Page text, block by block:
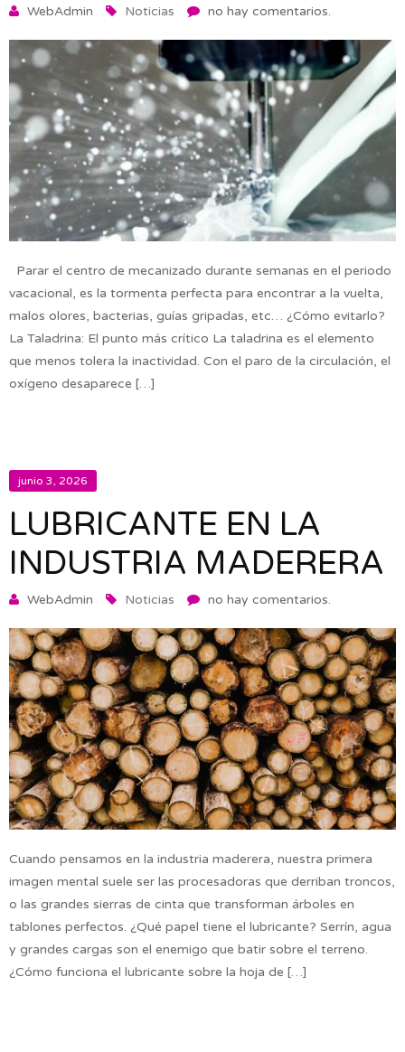
WebAdmin Noticias no hay comentarios.
Parar el centro de mecanizado durante semanas en el periodo
vacacional, es la tormenta perfecta para encontrar a la vuelta,
malos olores, bacterias, guías gripadas, etc… ¿Cómo evitarlo?
La Taladrina: El punto más crítico La taladrina es el elemento
que menos tolera la inactividad. Con el paro de la circulación, el
oxígeno desaparece […]
junio 3, 2026
LUBRICANTE EN LA
INDUSTRIA MADERERA
WebAdmin Noticias no hay comentarios.
Cuando pensamos en la industria maderera, nuestra primera
imagen mental suele ser las procesadoras que derriban troncos,
o las grandes sierras de cinta que transforman árboles en
tablones perfectos. ¿Qué papel tiene el lubricante? Serrín, agua
y grandes cargas son el enemigo que batir sobre el terreno.
¿Cómo funciona el lubricante sobre la hoja de […]